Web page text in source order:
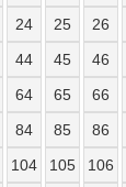
24 25 26
44 45 46
64 65 66
84 85 86
104 105 106